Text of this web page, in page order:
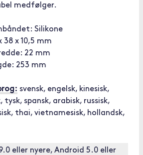
medfølger.
Silikone
x 10,5 mm
22 mm
253 mm
svensk, engelsk, kinesisk,
tysk, spansk, arabisk, russisk,
thai, vietnamesisk, hollandsk,
eller nyere, Android 5.0 eller